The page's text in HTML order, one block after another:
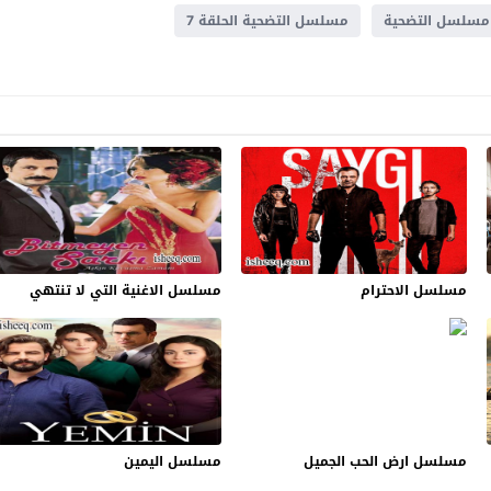
مسلسل التضحية مسلسل التضحية الحلقة 7
مسلسل الاحترام مسلسل الاغنية التي لا تنتهي
مسلسل ارض الحب الجميل مسلسل اليمين